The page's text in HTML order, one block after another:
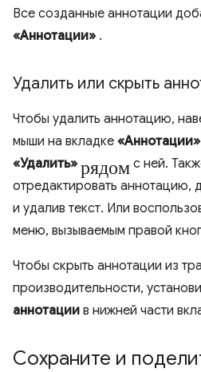
Все созданные аннотации
«Аннотации» .
Удалить или скрыть
Чтобы удалить аннотацию,
мыши на вкладке «Аннотации»
«Удалить» рядом с ней.
отредактировать аннотацию,
и удалив текст. Или
меню, вызываемым правой
Чтобы скрыть аннотации из
производительности,
аннотации в нижней части
Сохраните и